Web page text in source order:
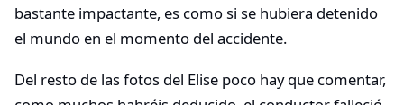
bastante impactante, es como si se hubiera detenido
el mundo en el momento del accidente.
Del resto de las fotos del Elise poco hay que comentar,